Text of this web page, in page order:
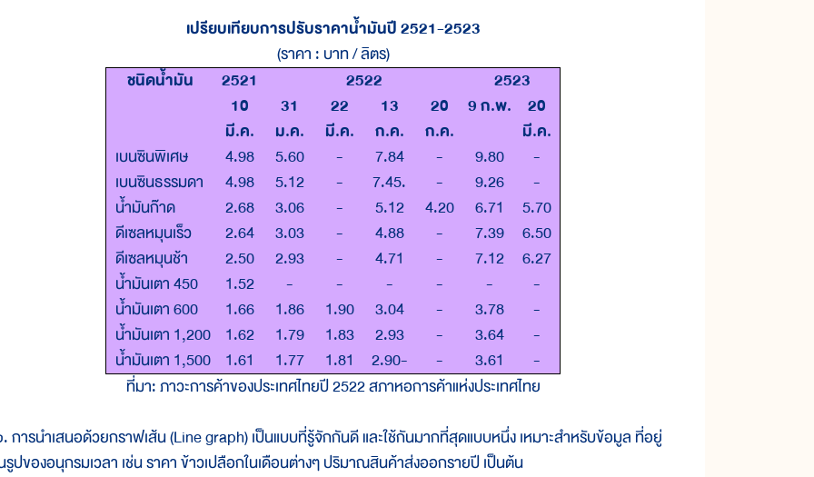
เปรียบเทียบการปรับราคาน้ำมันปี 2521-2523
(ราคา : บาท / ลิตร)
ชนิดน้ำมัน
2521 2522
2523
10
มี.ค.
31
ม.ค.
22
มี.ค.
13
ก.ค.
20
ก.ค.
9 ก.พ.
20
มี.ค.
เบนซินพิเศษ
4.98 5.60 - 7.84 - 9.80
-
เบนซินธรรมดา
4.98 5.12 - 7.45. - 9.26
-
น้ำมันก๊าด
2.68 3.06 - 5.12 4.20 6.71
5.70
ดีเซลหมุนเร็ว
2.64 3.03 - 4.88 - 7.39
6.50
ดีเซลหมุนช้า
2.50 2.93 - 4.71 - 7.12
6.27
น้ำมันเตา 450
1.52 - - - - -
-
น้ำมันเตา 600
1.66 1.86 1.90 3.04 - 3.78
-
น้ำมันเตา 1,200 1.62 1.79 1.83 2.93 - 3.64
-
น้ำมันเตา 1,500 1.61 1.77 1.81 2.90- - 3.61
-
ที่มา: ภาวะการค้าของประเทศไทยปี 2522 สภาหอการค้าแห่งประเทศไทย
การนำเสนอด้วยกราฟเส้น (Line graph) เป็นแบบที่รู้จักกันดี และใช้กันมากที่สุดแบบหนึ่ง เหมาะสำหรับข้อมูล ที่อยู่
รูปของอนุกรมเวลา เช่น ราคา ข้าวเปลือกในเดือนต่างๆ ปริมาณสินค้าส่งออกรายปี เป็นต้น